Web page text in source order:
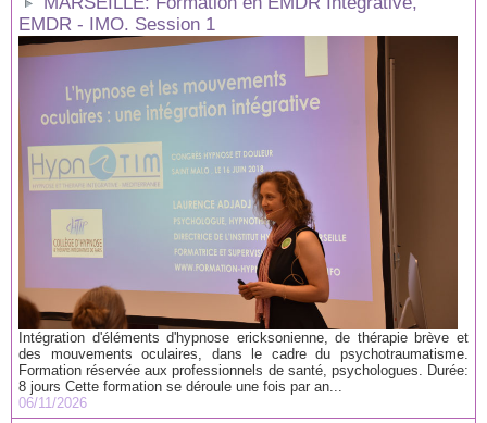
EMDR - IMO. Session 1
Intégration d'éléments d'hypnose ericksonienne, de thérapie brève et
des mouvements oculaires, dans le cadre du psychotraumatisme.
Formation réservée aux professionnels de santé, psychologues. Durée:
8 jours Cette formation se déroule une fois par an...
06/11/2026